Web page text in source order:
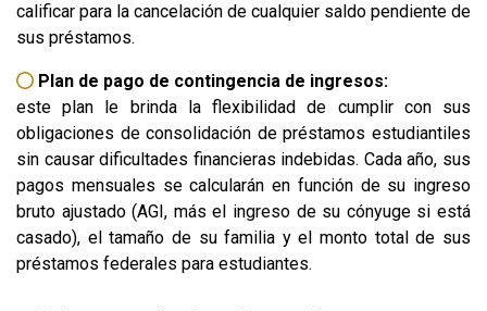
calificar para la cancelación de cualquier saldo pendiente de
sus préstamos.
Plan de pago de contingencia de ingresos:
este plan le brinda la flexibilidad de cumplir con sus
obligaciones de consolidación de préstamos estudiantiles
sin causar dificultades financieras indebidas. Cada año, sus
pagos mensuales se calcularán en función de su ingreso
bruto ajustado (AGI, más el ingreso de su cónyuge si está
casado), el tamaño de su familia y el monto total de sus
préstamos federales para estudiantes.